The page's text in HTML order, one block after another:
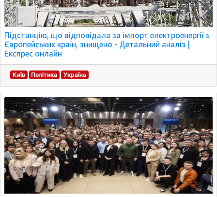
Підстанцію, що відповідала за імпорт електроенергії з
Європейських країн, знищено - Детальний аналіз |
Експрес онлайн
Київ Політика Україна